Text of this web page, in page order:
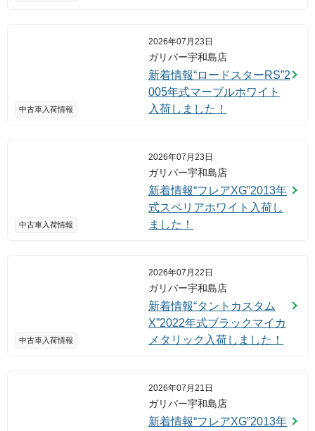
中古車入荷情報
2026年07月23日
ガリバー宇和島店
新着情報“ロードスターRS”2
005年式マーブルホワイト
入荷しました！
中古車入荷情報
2026年07月23日
ガリバー宇和島店
新着情報“フレアXG”2013年
式スペリアホワイト入荷し
ました！
中古車入荷情報
2026年07月22日
ガリバー宇和島店
新着情報“タントカスタム
X”2022年式ブラックマイカ
メタリック入荷しました！
2026年07月21日
ガリバー宇和島店
新着情報“フレアXG”2013年